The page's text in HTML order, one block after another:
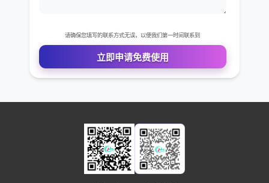
公司名称
需求描述
请确保您填写的联系方式无误，以便我们第一时间联系到
立即申请免费使用